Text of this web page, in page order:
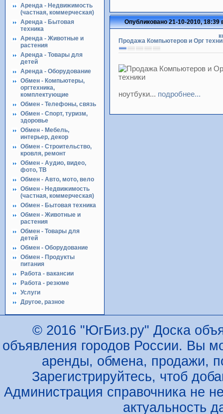
Опубликовано 21-10-2010, 18:39
Продажа Компьютеров и Орг
ноутбуки... подробнее...
Аренда - Недвижимость
(частная, коммерческая)
Аренда - Бытовая
техника
Аренда - Животные и
растения
Аренда - Товары для
детей
Аренда - Оборудование
Обмен - Компьютеры,
оргтехника,
комплектующие
Обмен - Телефоны, связь
Обмен - Спорт, туризм,
здоровье
Обмен - Мебель,
интерьер, декор
Обмен - Строительство,
кровля, ремонт
Обмен - Аудио, видео,
фото, ТВ
Обмен - Авто, мото, вело
Обмен - Недвижимость
(частная, коммерческая)
Обмен - Бытовая техника
Обмен - Животные и
растения
Обмен - Товары для
детей
Обмен - Оборудование
Обмен - Продукты
питания
Работа - вакансии
Работа - резюме
Услуги
Другое, разное
© 2016 "ЮгБиз.ру" Доска
объявления городов России. Вы
аренды, обмена, продажи,
Зарегистрируйтесь, чтоб
Администрация справочника не
актуальность